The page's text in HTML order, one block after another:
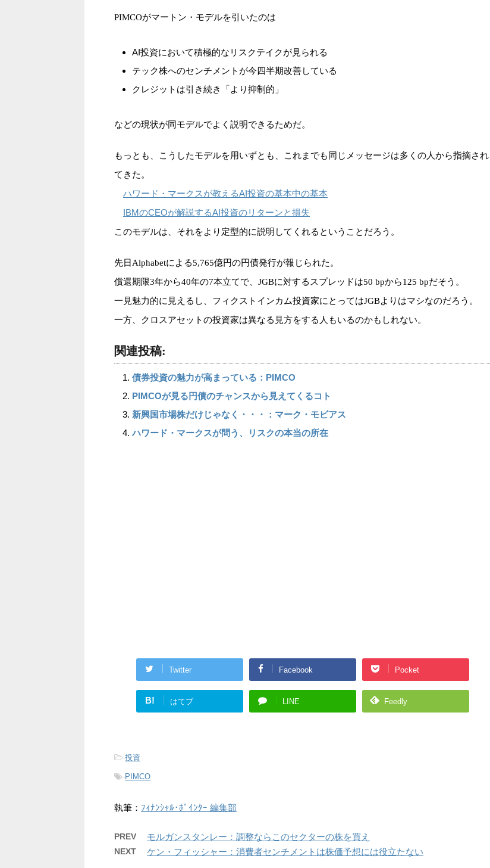
PIMCOがマートン・モデルを引いたのは
AI投資において積極的なリスクテイクが見られる
テック株へのセンチメントが今四半期改善している
クレジットは引き続き「より抑制的」
などの現状が同モデルでよく説明できるためだ。
もっとも、こうしたモデルを用いずとも、これまでも同じメッセージは多くの人から指摘され
てきた。
ハワード・マークスが教えるAI投資の基本中の基本
IBMのCEOが解説するAI投資のリターンと損失
このモデルは、それをより定型的に説明してくれるということだろう。
先日Alphabetによる5,765億円の円債発行が報じられた。
償還期限3年から40年の7本立てで、JGBに対するスプレッドは50 bpから125 bpだそう。
一見魅力的に見えるし、フィクストインカム投資家にとってはJGBよりはマシなのだろう。
一方、クロスアセットの投資家は異なる見方をする人もいるのかもしれない。
関連投稿:
債券投資の魅力が高まっている：PIMCO
PIMCOが見る円債のチャンスから見えてくるコト
新興国市場株だけじゃなく・・・：マーク・モビアス
ハワード・マークスが問う、リスクの本当の所在
Twitter Facebook Pocket
B! はてブ LINE Feedly
-投資
-PIMCO
執筆： ﾌｨﾅﾝｼｬﾙ･ﾎﾟｲﾝﾀｰ 編集部
PREV モルガンスタンレー：調整ならこのセクターの株を買え
NEXT ケン・フィッシャー：消費者センチメントは株価予想には役立たない